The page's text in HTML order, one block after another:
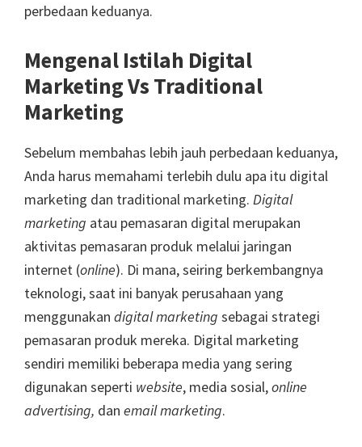
perbedaan keduanya.
Mengenal Istilah Digital
Marketing Vs Traditional
Marketing
Sebelum membahas lebih jauh perbedaan keduanya,
Anda harus memahami terlebih dulu apa itu digital
marketing dan traditional marketing. Digital
marketing atau pemasaran digital merupakan
aktivitas pemasaran produk melalui jaringan
internet (online). Di mana, seiring berkembangnya
teknologi, saat ini banyak perusahaan yang
menggunakan digital marketing sebagai strategi
pemasaran produk mereka. Digital marketing
sendiri memiliki beberapa media yang sering
digunakan seperti website, media sosial,online
advertising, dan email marketing.